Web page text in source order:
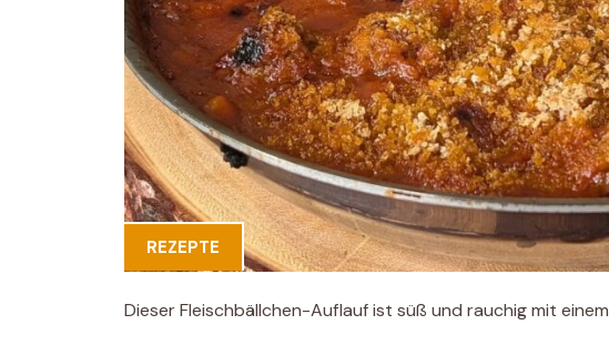
REZEPTE
Dieser Fleischbällchen-Auflauf ist süß und rauchig mit